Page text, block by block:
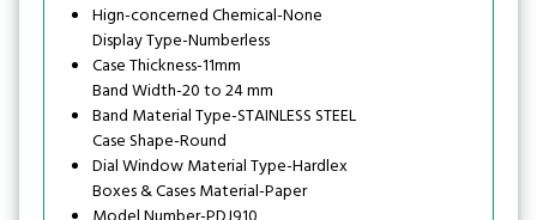
Hign-concerned Chemical-None
Display Type-Numberless
Case Thickness-11mm
Band Width-20 to 24 mm
Band Material Type-STAINLESS STEEL
Case Shape-Round
Dial Window Material Type-Hardlex
Boxes & Cases Material-Paper